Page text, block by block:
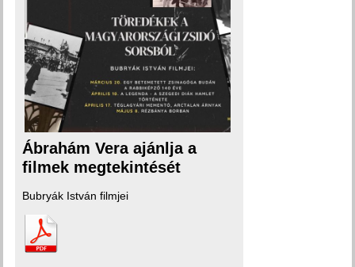
Ábrahám Vera ajánlja a
filmek megtekintését
Bubryák István filmjei